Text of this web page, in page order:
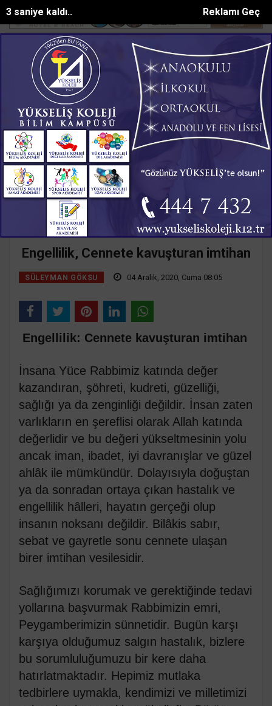
Reklamı Geç
2 saniye kaldı..
SON DAKİKA:
Belediyesinden yaylalara kütüphane d... Mersinde patlayan
Ana Sayfa Yazarlar Süleyman GÖKSU
SÜLEYMAN GÖKSU
Mail:suleymangoksu@gmail.com
Engellilik, Cennete kavuşturan imtihan
SÜLEYMAN GÖKSU 04 Aralık, 2020, Cuma 08:05
Engellilik: Cennete kavuşturan imtihan
İnsana Yüce Rabbimiz katında değer
kazandıran, şöhreti, kudreti, güzelliği,
sağlığı ya da zenginliği değildir. İnsan zaten
varlıkların en şereflisi olarak Allah katında
değerlidir ve bu değeri yükseltmesinin yolu
ancak iman, ibadet, iyi davranışlar ve güzel
ahlâk ile mümkündür. Dolayısıyla doğuştan
ya da sonradan ortaya çıkan hastalık ve
engellilik hâlleri, hayatın gerçeği olup
insanın noksanı değildir. Bilâkis sabır,
sebat ve gayretle sonu cennete ulaşan
birer imtihan vesilesidir.
Sağlığımızı korumak ve gerektiğinde tedavi
yollarına başvurmak Rabbimizin emri,
Peygamberimizin sünnetidir. Bugün karşı
karşıya olduğumuz salgın hastalık, bizlere
bu sorumluluğumuzu bir kere daha
hatırlatmaktadır. Hepimiz mutlaka
tedbirlere uymakla, kendimizi ve milletimizi